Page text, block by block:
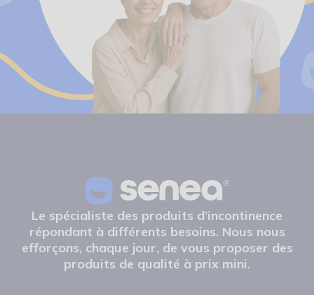
Le spécialiste des produits d’incontinence
répondant à différents besoins. Nous nous
efforçons, chaque jour, de vous proposer des
produits de qualité à prix mini.